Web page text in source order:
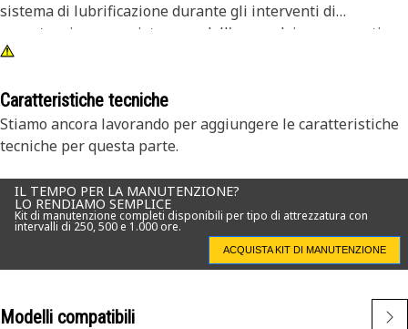
sistema di lubrificazione durante gli interventi di
manutenzione e assistenza o dall'usura dei componenti.
Caratteristiche tecniche
Stiamo ancora lavorando per aggiungere le caratteristiche
tecniche per questa parte.
IL TEMPO PER LA MANUTENZIONE?
LO RENDIAMO SEMPLICE
Kit di manutenzione completi disponibili per tipo di attrezzatura con
intervalli di 250, 500 e 1.000 ore.
ACQUISTA KIT DI MANUTENZIONE
Modelli compatibili